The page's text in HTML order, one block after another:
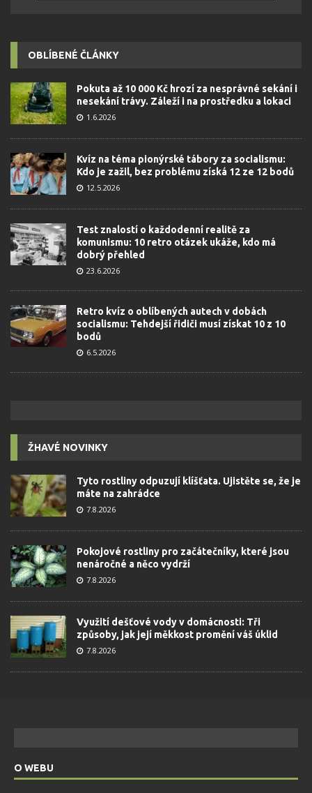
OBLÍBENÉ ČLÁNKY
Pokuta až 10 000 Kč hrozí za nesprávné sekání i
nesekání trávy. Záleží i na prostředku a lokaci
1.6.2026
Kvíz na téma pionýrské tábory za socialismu:
Kdo je zažil, bez problému získá 12 ze 12 bodů
12.5.2026
Test znalostí o každodenní realitě za
komunismu: 10 retro otázek ukáže, kdo má
dobrý přehled
23.6.2026
Retro kvíz o oblíbených autech v dobách
socialismu: Tehdejší řidiči musí získat 10 z 10
bodů
6.5.2026
ŽHAVÉ NOVINKY
Tyto rostliny odpuzují klíšťata. Ujistěte se, že je
máte na zahrádce
7.8.2026
Pokojové rostliny pro začátečníky, které jsou
nenáročné a něco vydrží
7.8.2026
Využití dešťové vody v domácnosti: Tři
způsoby, jak její měkkost promění váš úklid
7.8.2026
O WEBU